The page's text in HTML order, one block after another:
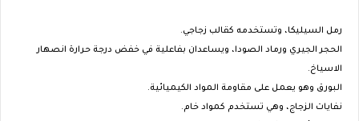
رمل السيليكا، وتستخدمه كقالب زجاجي.
الحجر الجيري ورماد الصودا، ويساعدان بفاعلية في خفض درجة حرارة انصهار
الاسياخ.
البورق وهو يعمل على مقاومة المواد الكيميائية.
نفايات الزجاج، وهي تستخدم كمواد خام.